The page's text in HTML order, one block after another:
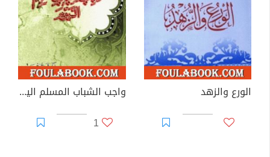
الورع والزهد
واجب الشباب المسلم اليوم
1